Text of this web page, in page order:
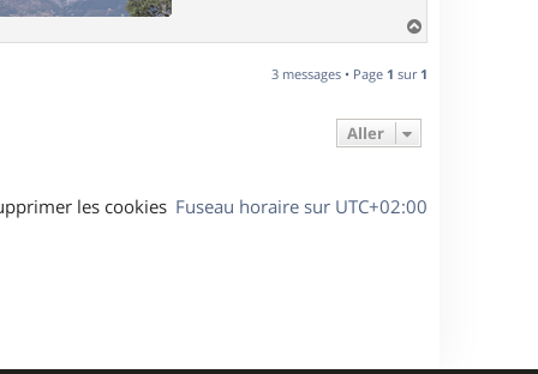
a
t
3 messages • Page 1 sur 1
Aller
Fuseau horaire sur UTC+02:00
les cookies